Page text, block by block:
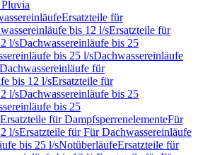
Ersatzteile für
bis 12 l/sErsatzteile für
l/sDachwassereinläufe bis 25
bis 25 l/sDachwassereinläufe
für
bis 12 l/sErsatzteile für
l/sDachwassereinläufe bis 25
bis 25
Ersatzteile für DampfsperrenelementeFür
l/sErsatzteile für Für Dachwassereinläufe
bis 25 l/sNotüberläufeErsatzteile für